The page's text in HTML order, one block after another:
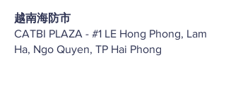
越南海防市
CATBI PLAZA - #1 LE Hong Phong, Lam
Ha, Ngo Quyen, TP Hai Phong